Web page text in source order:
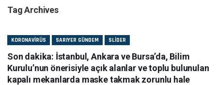
Tag Archives
KORONAVIRÜS SARIYER GÜNDEM SLIDER
Son dakika: İstanbul, Ankara ve Bursa’da, Bilim
Kurulu’nun önerisiyle açık alanlar ve toplu bulunulan
kapalı mekanlarda maske takmak zorunlu hale